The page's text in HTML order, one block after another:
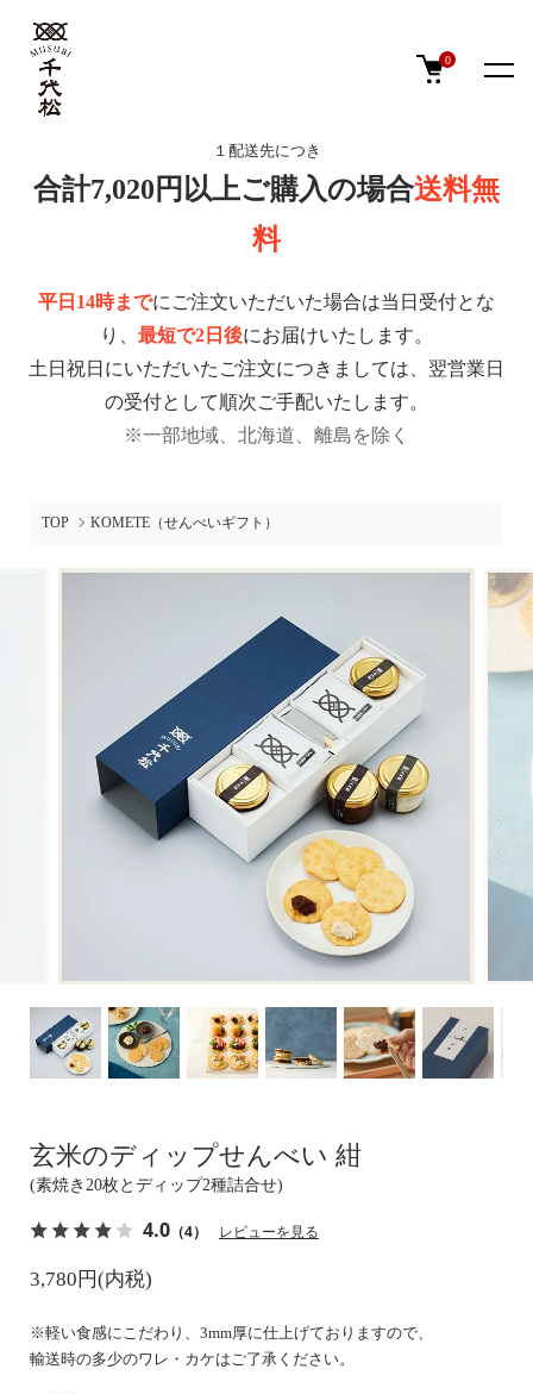
0
１配送先につき
合計7,020円以上ご購入の場合送料無
料
平日14時までにご注文いただいた場合は当日受付とな
り、 最短で2日後にお届けいたします。
土日祝日にいただいたご注文につきましては、翌営業日
の受付として順次ご手配いたします。
※一部地域、北海道、離島を除く
TOP KOMETE（せんべいギフト）
玄米のディップせんべい 紺
(素焼き20枚とディップ2種詰合せ)
4.0 （4） レビューを見る
3,780円(内税)
※軽い食感にこだわり、3mm厚に仕上げておりますので、
輸送時の多少のワレ・カケはご了承ください。